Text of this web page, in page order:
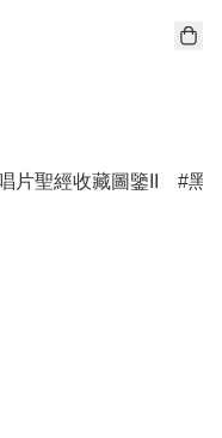
片聖經收藏圖鑒II
黑